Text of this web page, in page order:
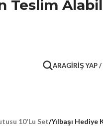
Teslim
ARAGIRIŞ YAP
10'Lu Set/Yılbaşı Hediye